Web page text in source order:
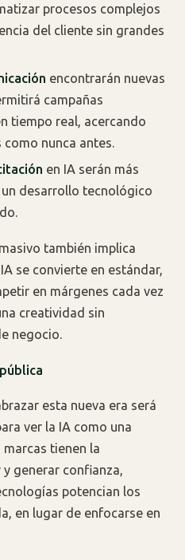
procesos complejos
del cliente sin grandes
encontrarán nuevas
campañas
tiempo real, acercando
nunca antes.
en IA serán más
desarrollo tecnológico
también implica
se convierte en estándar,
en márgenes cada vez
creatividad sin
negocio.
esta nueva era será
ver la IA como una
tienen la
generar confianza,
potencian los
en lugar de enfocarse en